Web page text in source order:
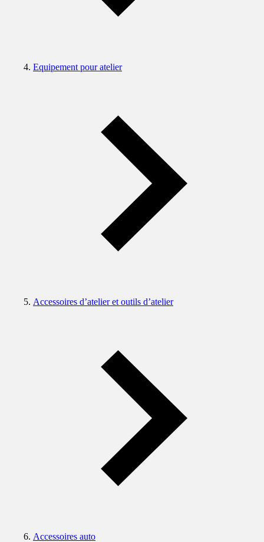
Equipement pour atelier
Accessoires d’atelier et outils d’atelier
Accessoires auto